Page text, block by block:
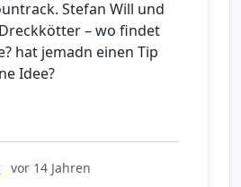
Stefan Will und
– wo findet
hat jemadn einen Tip
Idee?
vor 14 Jahren